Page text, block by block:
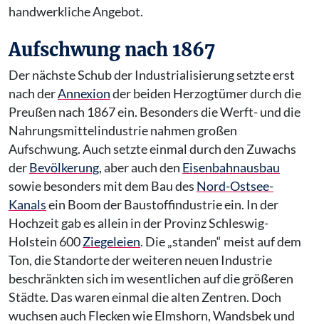
handwerkliche Angebot.
Aufschwung nach 1867
Der nächste Schub der Industrialisierung setzte erst
nach derAnnexionder beiden Herzogtümer durch die
Preußen nach 1867 ein. Besonders die Werft- und die
Nahrungsmittelindustrie nahmen großen
Aufschwung. Auch setzte einmal durch den Zuwachs
derBevölkerung, aber auch den Eisenbahnausbau
sowie besonders mit dem Bau des Nord-Ostsee-
Kanalsein Boom der Baustoffindustrie ein. In der
Hochzeit gab es allein in der Provinz Schleswig-
Holstein 600Ziegeleien. Die „standen“ meist auf dem
Ton, die Standorte der weiteren neuen Industrie
beschränkten sich im wesentlichen auf die größeren
Städte. Das waren einmal die alten Zentren. Doch
wuchsen auch Flecken wie Elmshorn, Wandsbek und